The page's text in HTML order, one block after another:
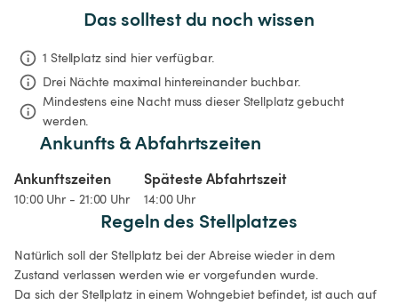
Das solltest du noch wissen
1 Stellplatz sind hier verfügbar.
Drei Nächte maximal hintereinander buchbar.
Mindestens eine Nacht muss dieser Stellplatz gebucht
werden.
Ankunfts & Abfahrtszeiten
Ankunftszeiten
10:00 Uhr - 21:00 Uhr
Späteste Abfahrtszeit
14:00 Uhr
Regeln des Stellplatzes
Natürlich soll der Stellplatz bei der Abreise wieder in dem
Zustand verlassen werden wie er vorgefunden wurde.
Da sich der Stellplatz in einem Wohngebiet befindet, ist auch auf